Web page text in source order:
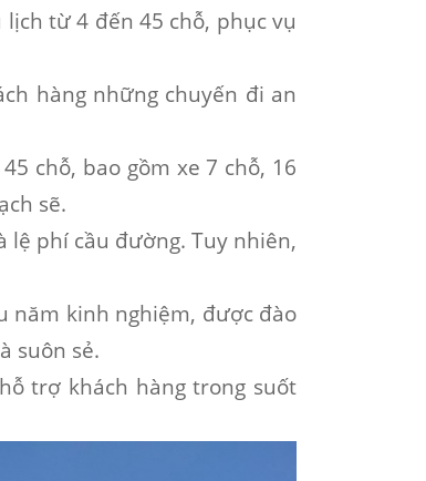
từ 4 đến 45 chỗ, phục vụ
hàng những chuyến đi an
chỗ, bao gồm xe 7 chỗ, 16
sẽ.
lệ phí cầu đường. Tuy nhiên,
năm kinh nghiệm, được đào
suôn sẻ.
trợ khách hàng trong suốt